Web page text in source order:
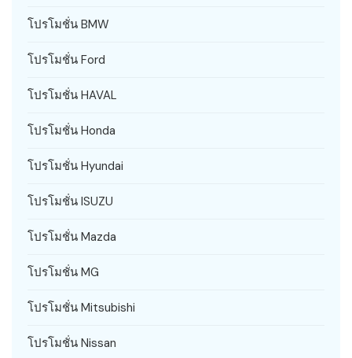
โปรโมชั่น BMW
โปรโมชั่น Ford
โปรโมชั่น HAVAL
โปรโมชั่น Honda
โปรโมชั่น Hyundai
โปรโมชั่น ISUZU
โปรโมชั่น Mazda
โปรโมชั่น MG
โปรโมชั่น Mitsubishi
โปรโมชั่น Nissan